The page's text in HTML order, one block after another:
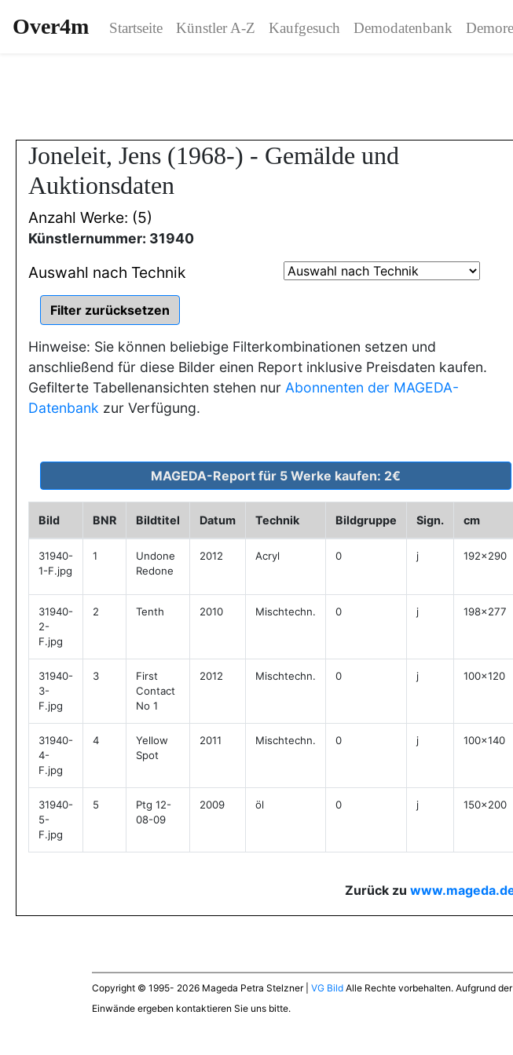
Over4m Startseite Künstler A-Z Kaufgesuch Demodatenbank
Joneleit, Jens (1968-) - Gemälde und
Auktionsdaten
Anzahl Werke: (5)
Künstlernummer: 31940
Auswahl nach Technik
Hinweise: Sie können beliebige Filterkombinationen setzen und
anschließend für diese Bilder einen Report inklusive Preisdaten kaufen.
Gefilterte Tabellenansichten stehen nur Abonnenten der MAGEDA-
Datenbank zur Verfügung.
Bild BNR Bildtitel Datum Technik Bildgruppe Sign. cm
31940-
1-F.jpg
1
Undone
Redone
2012 Acryl 0 j
192x290
31940-
2-
F.jpg
2 Tenth 2010 Mischtechn. 0 j
198x277
31940-
3-
F.jpg
3
First
Contact
No 1
2012 Mischtechn. 0 j
100x120
31940-
4-
F.jpg
4
Yellow
Spot
2011 Mischtechn. 0 j
100x140
31940-
5-
F.jpg
5
Ptg 12-
08-09
2009 öl 0 j
150x200
Zurück zu
Copyright © 1995- 2026 Mageda Petra Stelzner | VG Bild Alle Rechte vorbehalten. Aufgrund
Einwände ergeben kontaktieren Sie uns bitte.